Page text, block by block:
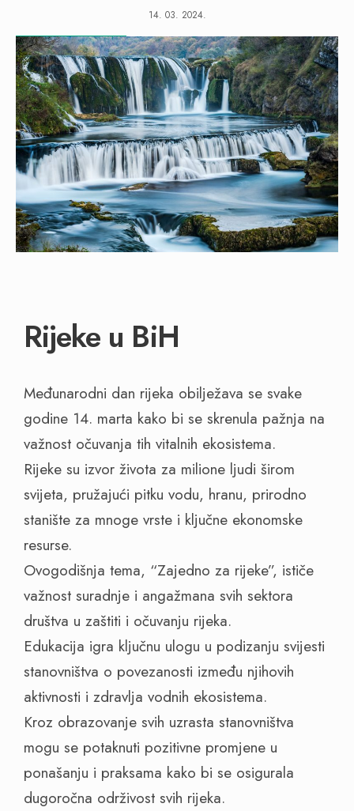
14. 03. 2024.
Rijeke u BiH
Međunarodni dan rijeka obilježava se svake
godine 14. marta kako bi se skrenula pažnja na
važnost očuvanja tih vitalnih ekosistema.
Rijeke su izvor života za milione ljudi širom
svijeta, pružajući pitku vodu, hranu, prirodno
stanište za mnoge vrste i ključne ekonomske
resurse.
Ovogodišnja tema, “Zajedno za rijeke”, ističe
važnost suradnje i angažmana svih sektora
društva u zaštiti i očuvanju rijeka.
Edukacija igra ključnu ulogu u podizanju svijesti
stanovništva o povezanosti između njihovih
aktivnosti i zdravlja vodnih ekosistema.
Kroz obrazovanje svih uzrasta stanovništva
mogu se potaknuti pozitivne promjene u
ponašanju i praksama kako bi se osigurala
dugoročna održivost svih rijeka.